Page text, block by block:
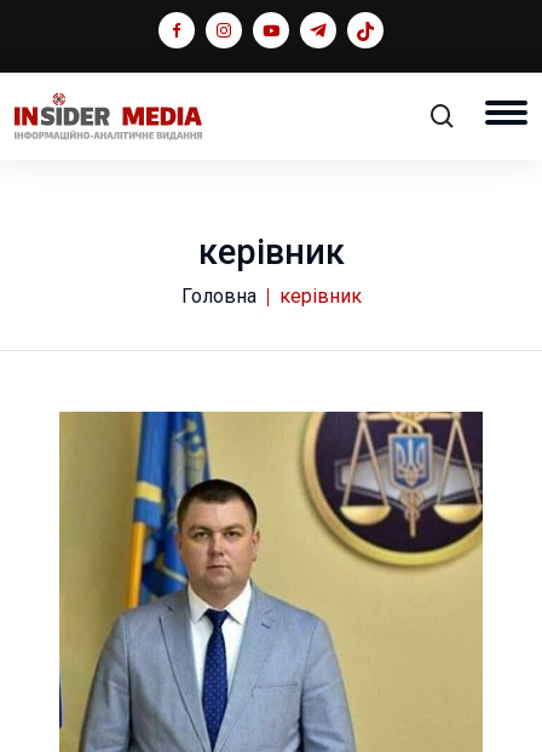
керівник
Головна керівник